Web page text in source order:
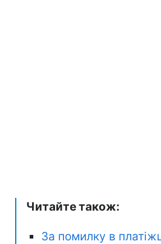
Читайте також:
За помилку в